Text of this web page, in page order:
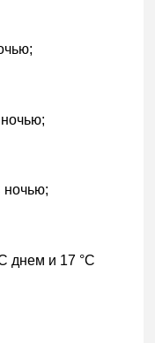
ночью;
днем и 17 °C